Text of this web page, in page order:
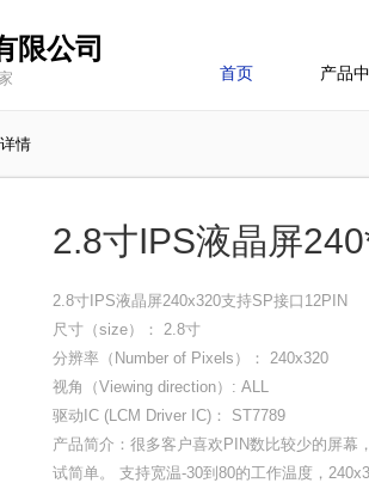
限公司
首页 产品
情
2.8寸IPS液晶屏
2.8寸IPS液晶屏240x320支持SP接口12PIN
尺寸（size）： 2.8寸
分辨率（Number of Pixels）： 240x320
视角（Viewing direction）: ALL
驱动IC (LCM Driver IC)： ST7789
产品简介：很多客户喜欢PIN数比较少的屏幕
试简单。 支持宽温-30到80的工作温度，